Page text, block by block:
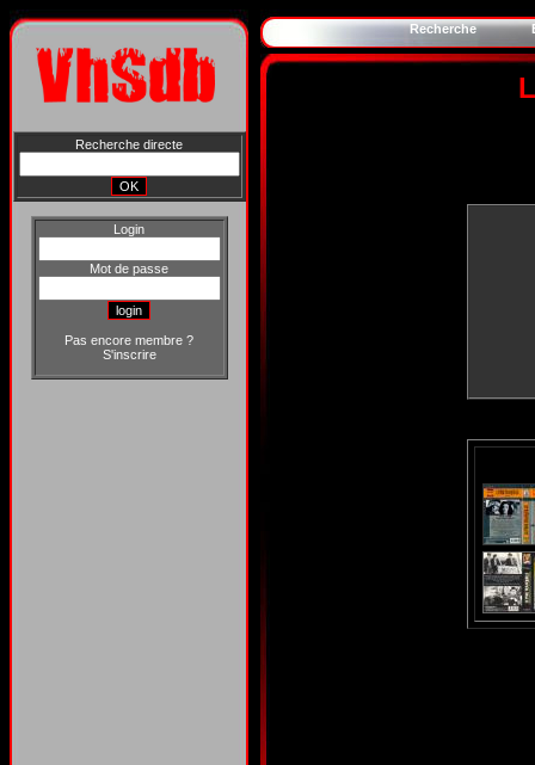
Recherche directe
Login
Mot de passe
Pas encore membre ?
S'inscrire
Recherche